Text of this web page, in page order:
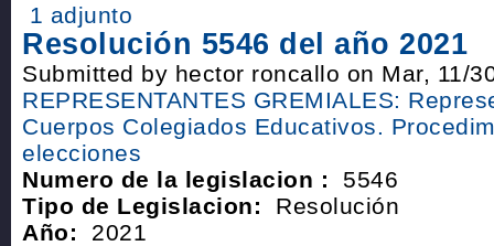
1 adjunto
Resolución 5546 del año 2021
Submitted by hector roncallo on Mar, 11/
REPRESENTANTES GREMIALES:
Cuerpos Colegiados Educativos.
elecciones
Numero de la legislacion :
5546
Tipo de Legislacion:
Resolución
Año:
2021